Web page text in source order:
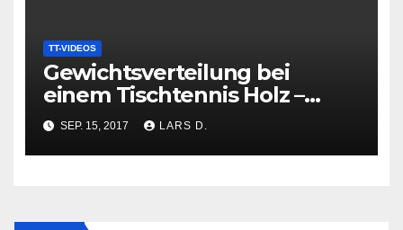
TT-VIDEOS
Gewichtsverteilung bei
einem Tischtennis Holz –
Griff- oder Kopflastig
SEP. 15, 2017 LARS D.